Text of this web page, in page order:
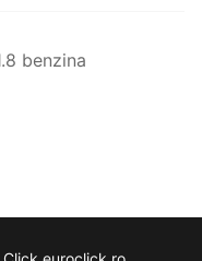
benzina